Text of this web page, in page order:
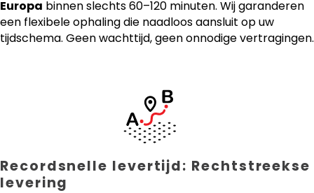
Europa binnen slechts 60–120 minuten. Wij garanderen
een flexibele ophaling die naadloos aansluit op uw
tijdschema. Geen wachttijd, geen onnodige vertragingen.
Recordsnelle levertijd: Rechtstreekse
levering